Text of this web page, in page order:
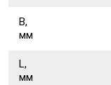
В,
мм
L,
мм